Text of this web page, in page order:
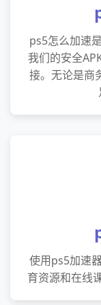
ps5怎么加速
我们的安全
接。无论是商
使用ps5加速
育资源和在线